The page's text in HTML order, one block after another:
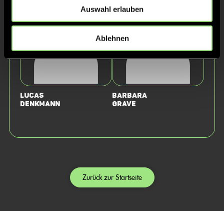
Auswahl erlauben
Ablehnen
Lucas
Denkmann
Barbara
Grave
Zurück zur Startseite